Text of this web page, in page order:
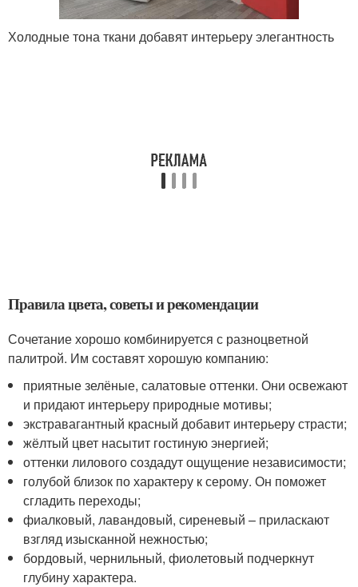
Холодные тона ткани добавят интерьеру элегантность
Правила цвета, советы и рекомендации
Сочетание хорошо комбинируется с разноцветной
палитрой. Им составят хорошую компанию:
приятные зелёные, салатовые оттенки. Они освежают
и придают интерьеру природные мотивы;
экстравагантный красный добавит интерьеру страсти;
жёлтый цвет насытит гостиную энергией;
оттенки лилового создадут ощущение независимости;
голубой близок по характеру к серому. Он поможет
сгладить переходы;
фиалковый, лавандовый, сиреневый – приласкают
взгляд изысканной нежностью;
бордовый, чернильный, фиолетовый подчеркнут
глубину характера.